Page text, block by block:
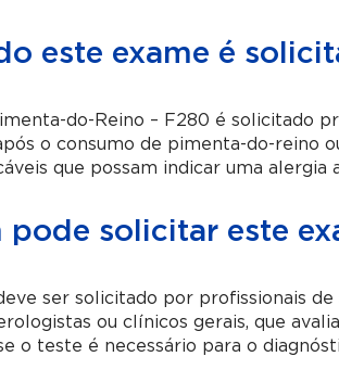
este exame é
do-Reino – F280 é solicitado
o consumo de pimenta-do-reino
que possam indicar uma alergia
pode solicitar este
ser solicitado por profissionais de
ou clínicos gerais, que
o teste é necessário para o